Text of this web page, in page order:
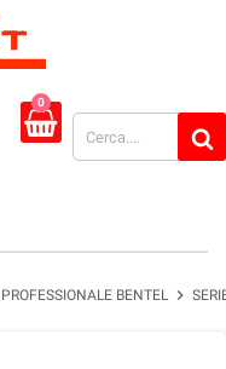
0
BENTEL chevron_right